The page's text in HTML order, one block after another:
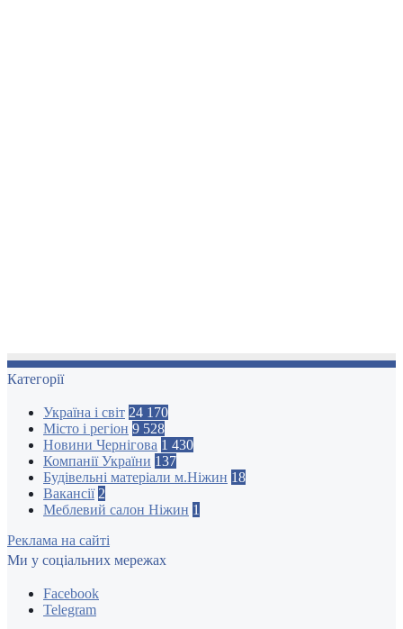
Категорії
Україна і світ 24 170
Місто і регіон 9 528
Новини Чернігова 1 430
Компанії України 137
Будівельні матеріали м.Ніжин 18
Вакансії 2
Меблевий салон Ніжин 1
Реклама на сайті
Ми у соціальних мережах
Facebook
Telegram